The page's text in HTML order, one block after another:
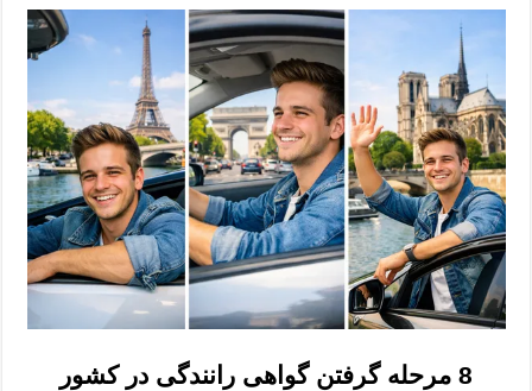
8 مرحله گرفتن گواهی رانندگی در کشور